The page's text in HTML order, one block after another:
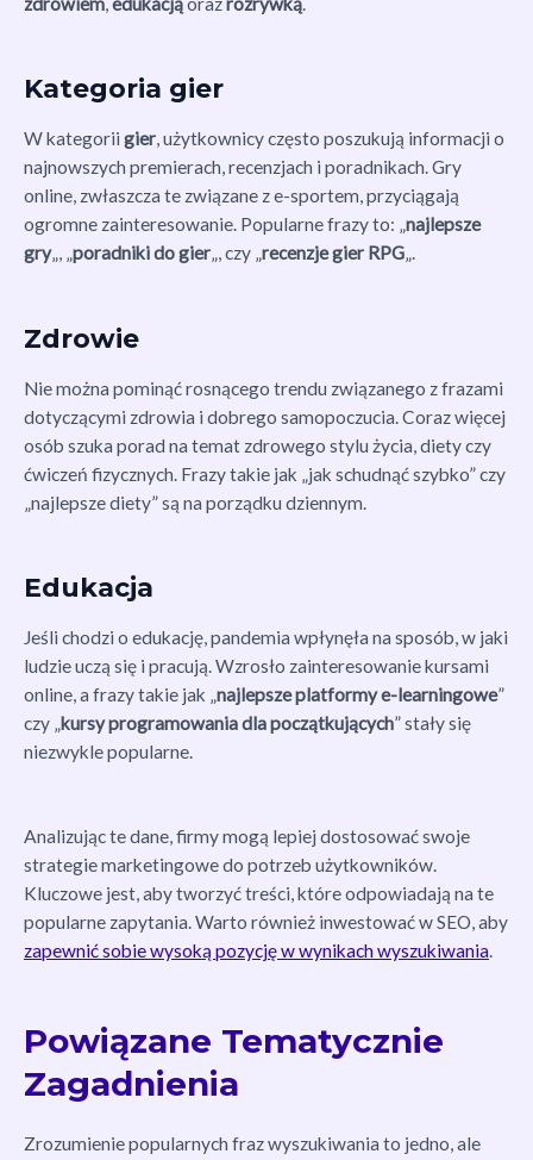
Kategoria gier
W kategorii gier, użytkownicy często poszukują informacji o
najnowszych premierach, recenzjach i poradnikach. Gry
online, zwłaszcza te związane z e-sportem, przyciągają
ogromne zainteresowanie. Popularne frazy to: „najlepsze
gry„, „poradniki do gier„, czy „recenzje gier RPG„.
Zdrowie
Nie można pominąć rosnącego trendu związanego z frazami
dotyczącymi zdrowia i dobrego samopoczucia. Coraz więcej
osób szuka porad na temat zdrowego stylu życia, diety czy
ćwiczeń fizycznych. Frazy takie jak „jak schudnąć szybko” czy
„najlepsze diety” są na porządku dziennym.
Edukacja
Jeśli chodzi o edukację, pandemia wpłynęła na sposób, w jaki
ludzie uczą się i pracują. Wzrosło zainteresowanie kursami
online, a frazy takie jak „najlepsze platformy e-learningowe”
czy „kursy programowania dla początkujących” stały się
niezwykle popularne.
Analizując te dane, firmy mogą lepiej dostosować swoje
strategie marketingowe do potrzeb użytkowników.
Kluczowe jest, aby tworzyć treści, które odpowiadają na te
popularne zapytania. Warto również inwestować w SEO, aby
zapewnić sobie wysoką pozycję w wynikach wyszukiwania.
Powiązane Tematycznie
Zagadnienia
Zrozumienie popularnych fraz wyszukiwania to jedno, ale